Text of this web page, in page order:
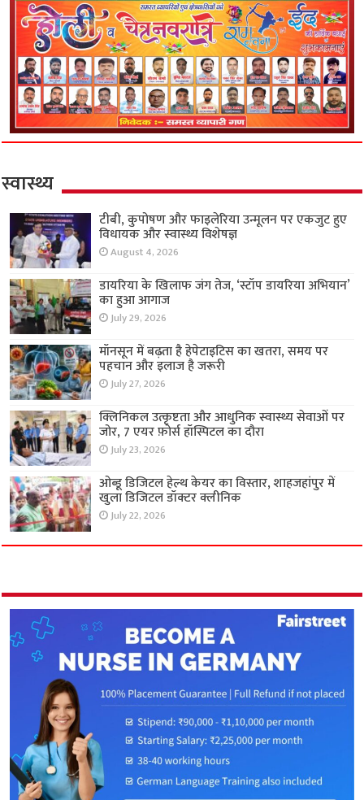
स्वास्थ्य
टीबी, कुपोषण और फाइलेरिया उन्मूलन पर एकजुट हुए
विधायक और स्वास्थ्य विशेषज्ञ
August 4, 2026
डायरिया के खिलाफ जंग तेज, ‘स्टॉप डायरिया अभियान’
का हुआ आगाज
July 29, 2026
मॉनसून में बढ़ता है हेपेटाइटिस का खतरा, समय पर
पहचान और इलाज है जरूरी
July 27, 2026
क्लिनिकल उत्कृष्टता और आधुनिक स्वास्थ्य सेवाओं पर
जोर, 7 एयर फ़ोर्स हॉस्पिटल का दौरा
July 23, 2026
ओब्डू डिजिटल हेल्थ केयर का विस्तार, शाहजहांपुर में
खुला डिजिटल डॉक्टर क्लीनिक
July 22, 2026